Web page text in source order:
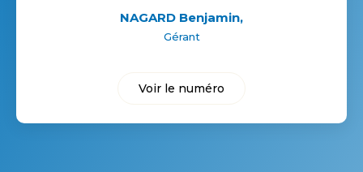
NAGARD Benjamin,
Gérant
Voir le numéro